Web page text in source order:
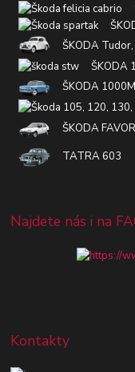
ŠKODA
ŠKODA
ŠKODA
ŠKODA
TATRA 603
Najdete nás i na
Kontakty